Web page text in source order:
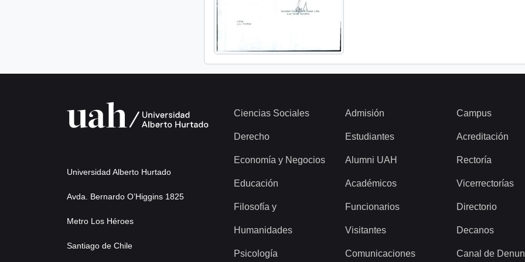
Universidad Alberto Hurtado
Avda. Bernardo O’Higgins 1825
Metro Los Héroes
Santiago de Chile
Ciencias Sociales
Derecho
Economía y Negocios
Educación
Filosofía y
Humanidades
Psicología
Admisión
Estudiantes
Alumni UAH
Académicos
Funcionarios
Visitantes
Comunicaciones
Campus
Acreditación
Rectoría
Vicerrectorías
Directorio
Decanos
Canal de